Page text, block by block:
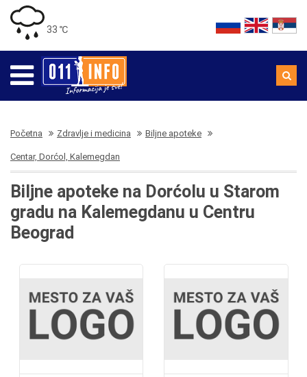
33 ℃
Početna Zdravlje i medicina Biljne apoteke
Centar, Dorćol, Kalemegdan
Biljne apoteke na Dorćolu u Starom
gradu na Kalemegdanu u Centru
Beograd